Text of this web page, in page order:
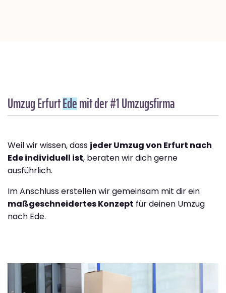
Umzug ErfurtEdemit der #1 Umzugsfirma
Weil wir wissen, dass jeder Umzug von Erfurt nach
Ede individuell ist, beraten wir dich gerne
ausführlich.
Im Anschluss erstellen wir gemeinsam mit dir ein
maßgeschneidertes Konzept für deinen Umzug
nach Ede.